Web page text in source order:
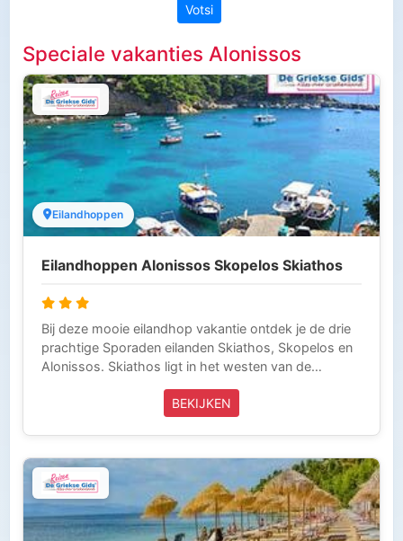
Votsi
Speciale vakanties Alonissos
Eilandhoppen
Eilandhoppen Alonissos Skopelos Skiathos
Bij deze mooie eilandhop vakantie ontdek je de drie
prachtige Sporaden eilanden Skiathos, Skopelos en
Alonissos. Skiathos ligt in het westen van de
Skopelos en Alonissos. Deze eilandhop-vakantie
ervaren. Je vliegt op Skiathos, vanaf hier vertrek je
ook weer. Vanaf Skiathos ga je direct met de boot
naar Alonissos en vervolgens naar Skopelos. Wij
raden je aan om deze reis voor minimaal 15 nachten
te boeken. Deze reis wordt volledig verzorgd door
BEKIJKEN